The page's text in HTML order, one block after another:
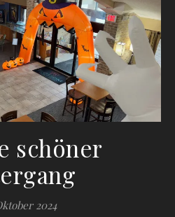
schöner
2024